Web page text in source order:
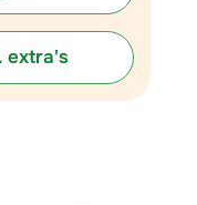
extra's